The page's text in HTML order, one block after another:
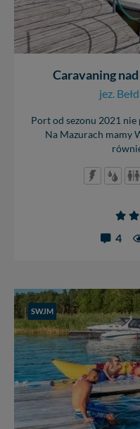
Caravaning
jez.
Port od sezonu 2021
Na Mazurach mamy
4
SWJM